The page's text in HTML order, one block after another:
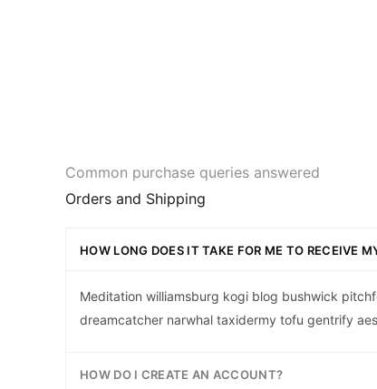
Common purchase queries answered
Orders and Shipping
HOW LONG DOES IT TAKE FOR ME TO RECEIVE
Meditation williamsburg kogi blog bushwick
dreamcatcher narwhal taxidermy tofu gentrify
HOW DO I CREATE AN ACCOUNT?